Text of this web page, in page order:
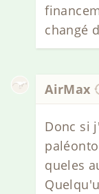
changé
AirMax
Donc si
queles